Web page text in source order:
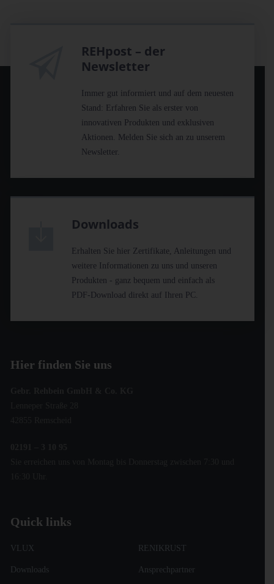
REHpost – der
Newsletter
Immer gut informiert und auf dem neuesten
Stand: Erfahren Sie als erster von
innovativen Produkten und exklusiven
Aktionen. Melden Sie sich an zu unserem
Newsletter.
Downloads
Erhalten Sie hier Zertifikate, Anleitungen und
weitere Informationen zu uns und unseren
Produkten - ganz bequem und einfach als
PDF-Download direkt auf Ihren PC.
Hier finden Sie uns
Quick links
VLUX RENIKRUST
Downloads Ansprechpartner